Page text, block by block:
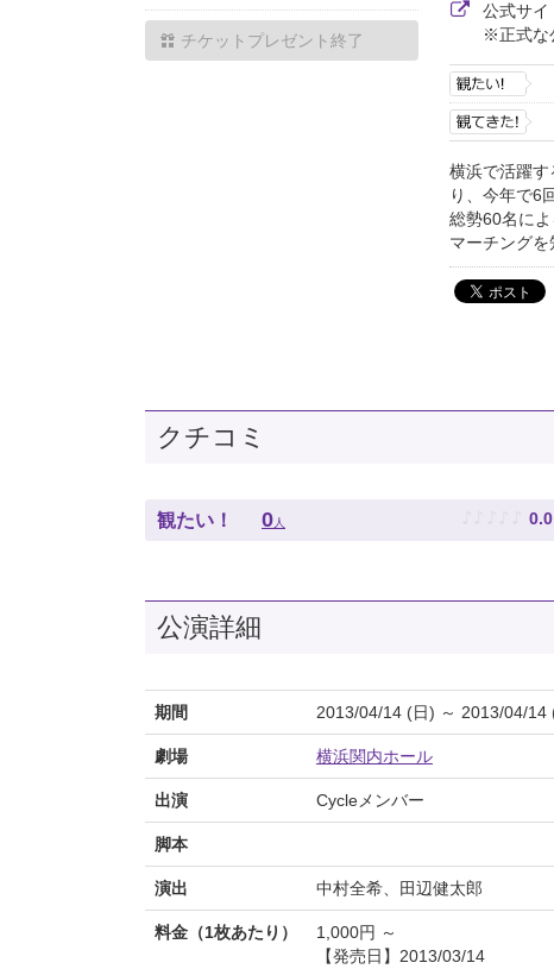
チケットプレゼント終了
公式サイ
※正式な
横浜で活躍す
り、今年で6
総勢60名に
マーチング
クチコミ
観たい！ 0 人 ♪ ♪ ♪ ♪ ♪ 0.0
公演詳細
期間 2013/04/14 (日) ～ 2013/04/14
劇場 横浜関内ホール
出演 Cycleメンバー
脚本
演出 中村全希、田辺健太郎
料金（1枚あたり）
1,000円 ～
【発売日】2013/03/14